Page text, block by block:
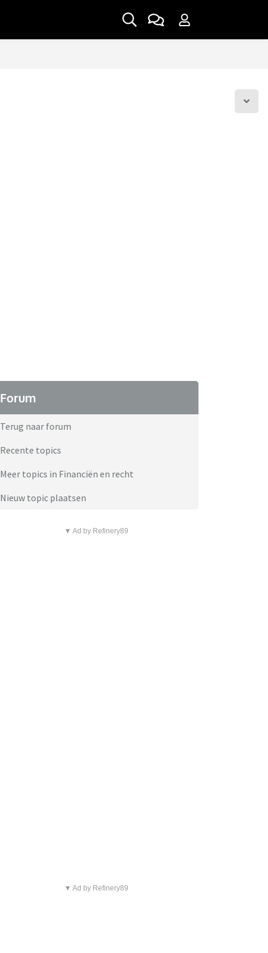
Forum
Terug naar forum
Recente topics
Meer topics in Financiën en recht
Nieuw topic plaatsen
▼ Ad by Refinery89
▼ Ad by Refinery89